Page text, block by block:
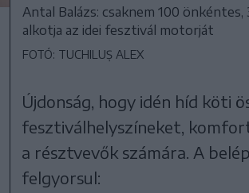
Antal Balázs: csaknem 100 önkéntes,
alkotja az idei fesztivál motorját
FOTÓ: TUCHILUȘ ALEX
Újdonság, hogy idén híd köti
fesztiválhelyszíneket,
a résztvevők számára. A
felgyorsul: